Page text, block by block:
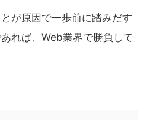
が原因で一歩前に踏みだす
れば、Web業界で勝負して